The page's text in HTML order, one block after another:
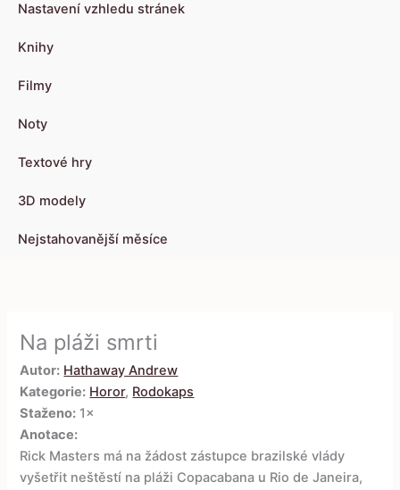
Nastavení vzhledu stránek
Knihy
Filmy
Noty
Textové hry
3D modely
Nejstahovanější měsíce
Na pláži smrti
Autor: Hathaway Andrew
Kategorie: Horor, Rodokaps
Staženo: 1×
Anotace:
Rick Masters má na žádost zástupce brazilské vlády
vyšetřit neštěstí na pláži Copacabana u Rio de Janeira,